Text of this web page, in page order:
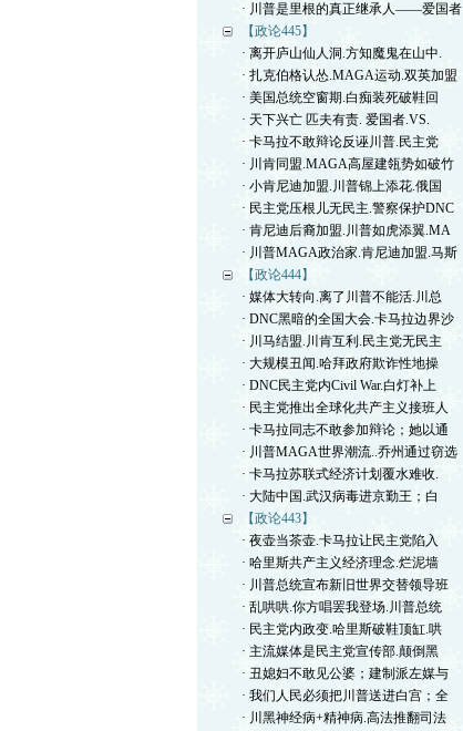
· 川普是里根的真正继承人——爱国者
【政论445】
· 离开庐山仙人洞.方知魔鬼在山中.
· 扎克伯格认怂.MAGA运动.双英加盟
· 美国总统空窗期.白痴装死破鞋回
· 天下兴亡 匹夫有责. 爱国者.VS.
· 卡马拉不敢辩论反诬川普.民主党
· 川肯同盟.MAGA高屋建瓴势如破竹
· 小肯尼迪加盟.川普锦上添花.俄国
· 民主党压根儿无民主.警察保护DNC
· 肯尼迪后裔加盟.川普如虎添翼.MA
· 川普MAGA政治家.肯尼迪加盟.马斯
【政论444】
· 媒体大转向.离了川普不能活.川总
· DNC黑暗的全国大会.卡马拉边界沙
· 川马结盟.川肯互利.民主党无民主
· 大规模丑闻.哈拜政府欺诈性地操
· DNC民主党内Civil War.白灯补上
· 民主党推出全球化共产主义接班人
· 卡马拉同志不敢参加辩论；她以通
· 川普MAGA世界潮流..乔州通过窃选
· 卡马拉苏联式经济计划覆水难收.
· 大陆中国.武汉病毒进京勤王；白
【政论443】
· 夜壶当茶壶.卡马拉让民主党陷入
· 哈里斯共产主义经济理念.烂泥墙
· 川普总统宣布新旧世界交替领导班
· 乱哄哄.你方唱罢我登场.川普总统
· 民主党内政变.哈里斯破鞋顶缸.哄
· 主流媒体是民主党宣传部.颠倒黑
· 丑媳妇不敢见公婆；建制派左媒与
· 我们人民必须把川普送进白宫；全
· 川黑神经病+精神病.高法推翻司法